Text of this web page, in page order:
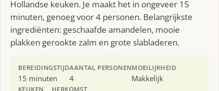
Hollandse keuken. Je maakt het in ongeveer 15
minuten, genoeg voor 4 personen. Belangrijkste
ingrediënten: geschaafde amandelen, mooie
plakken gerookte zalm en grote slabladeren.
BEREIDINGSTIJD
15 minuten
AANTAL PERSONEN
4
MOEILIJKHEID
Makkelijk
KEUKEN HERKOMST